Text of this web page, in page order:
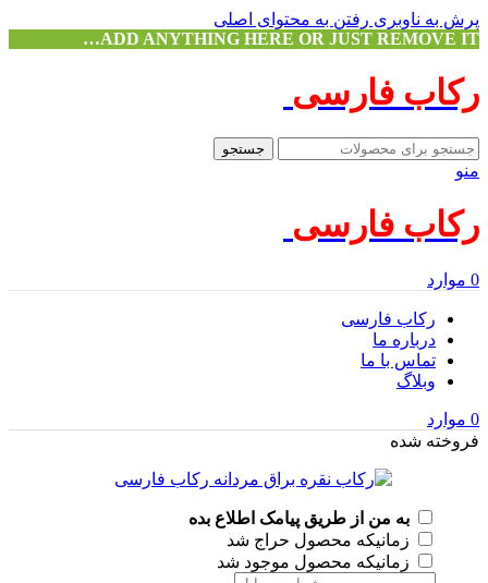
پرش به ناوبری رفتن به محتوای اصلی
ADD ANYTHING HERE OR JUST REMOVE IT…
رکاب فارسی
جستجو
منو
رکاب فارسی
0 موارد
رکاب فارسی
درباره ما
تماس با ما
وبلاگ
0 موارد
فروخته شده
به من از طریق پیامک اطلاع بده
زمانیکه محصول حراج شد
زمانیکه محصول موجود شد